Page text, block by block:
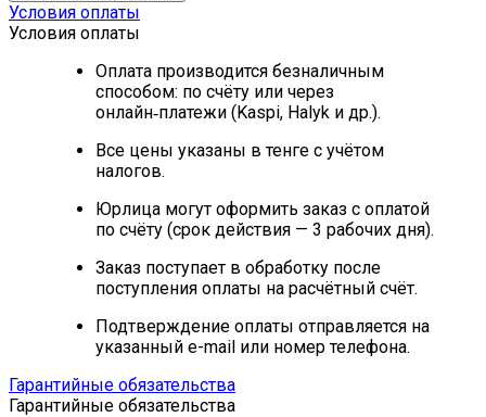
Условия оплаты
Условия оплаты
Оплата производится безналичным
способом: по счёту или через
онлайн‑платежи (Kaspi, Halyk и др.).
Все цены указаны в тенге с учётом
налогов.
Юрлица могут оформить заказ с оплатой
по счёту (срок действия — 3 рабочих дня).
Заказ поступает в обработку после
поступления оплаты на расчётный счёт.
Подтверждение оплаты отправляется на
указанный e-mail или номер телефона.
Гарантийные обязательства
Гарантийные обязательства